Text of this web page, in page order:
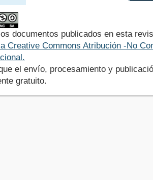
documentos publicados en esta
Creative Commons Atribución -No
el envío, procesamiento y
gratuito.